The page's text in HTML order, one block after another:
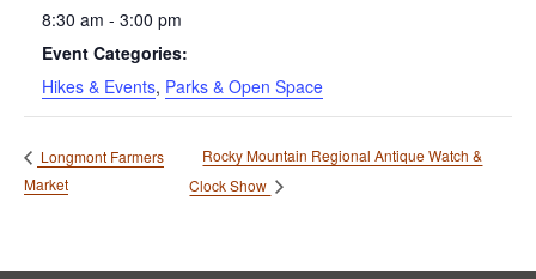
8:30 am - 3:00 pm
Event Categories:
Hikes & Events, Parks & Open Space
Longmont Farmers
Market
Rocky Mountain Regional Antique Watch &
Clock Show